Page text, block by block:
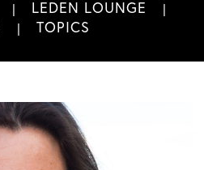
LEDEN LOUNGE
TOPICS